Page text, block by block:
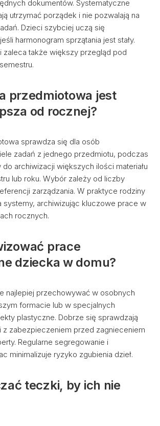
dokumentów. Systematyczne
utrzymać porządek i nie pozwalają na
Dzieci szybciej uczą się
harmonogram sprzątania jest stały.
zaleca także większy przegląd pod
przedmiotowa jest
od rocznej?
sprawdza się dla osób
zadań z jednego przedmiotu, podczas
do archiwizacji większych ilości materiału
lub roku. Wybór zależy od liczby
zarządzania. W praktyce rodziny
systemy, archiwizując kluczowe prace w
rocznych.
prace
dziecka w domu?
najlepiej przechowywać w osobnych
formacie lub w specjalnych
plastyczne. Dobrze się sprawdzają
z zabezpieczeniem przed zagnieceniem
Regularne segregowanie i
minimalizuje ryzyko zgubienia dzieł.
teczki, by ich nie